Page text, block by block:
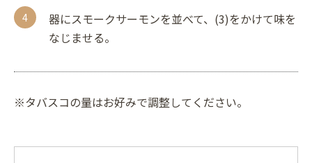
器にスモークサーモンを並べて、(3)をかけて味を
なじませる。
※タバスコの量はお好みで調整してください。